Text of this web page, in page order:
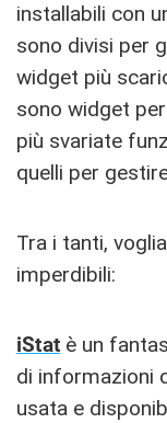
installabili con
sono divisi per
widget più
sono widget
più svariate
quelli per
Tra i tanti,
imperdibili:
iStat è un
di informazioni
usata e